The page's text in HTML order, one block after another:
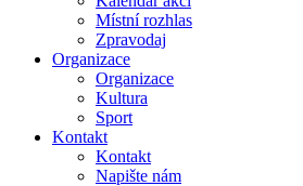
Místní rozhlas
Zpravodaj
Organizace
Organizace
Kultura
Sport
Kontakt
Kontakt
Napište nám